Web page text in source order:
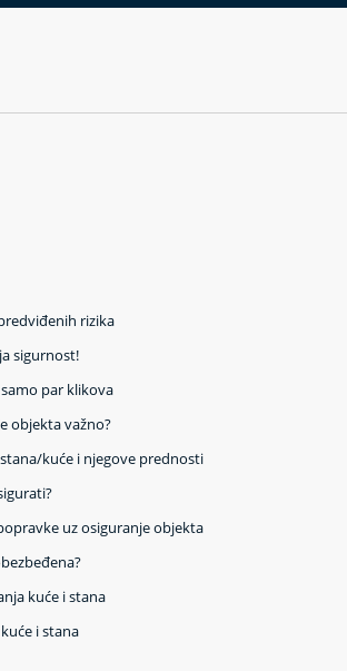
rizika
sigurnost!
par klikova
objekta važno?
kuće i njegove prednosti
uz osiguranje objekta
kuće i stana
i stana